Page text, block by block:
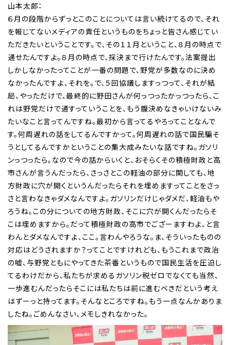
山本太郎：
６月の段階からずっとこのことについては言い続けてるので、それ
を報じてないメディアの責任というものをちょっと皆さん感じてい
ただきたいということです。で、その１１月ということ、８月の時点で
通せたんですよ。８月の時点で、採決まで行けたんです。法案提出
しかしなかったってことが一番の問題で、野党が多数なのに決め
なかったんですよ、それを。で、５回協議しますっつって、それが結
局、やっただけで、最終的に野田さんが何っつったかっつったら、こ
れは野党だけで通すっていうことを、もう腹決めなきゃいけないみ
たいなこと言ってんですね。最初から言ってるやろってことなんで
す。何周遅れの話をしてるんですかって。何周遅れの話で国民騙そ
うとしてるんですかということの集大成みたいな話ですね。ガソリ
ンっつったら。なので今の話からいくと、おそらくその積極財政と高
市さんが言うんだったら、さっさとこの軽油の部分に関しても、地
方財政に穴が開くというんだったらそれを埋めますってことをさっ
さと言わなきゃダメなんですよ。ガソリンだけじゃダメだ、軽油もや
ろうね。この分についての地方財政、そこに穴が開くんだったらそ
こは埋めますから。だって積極財政の高市でござーますわよ、と言
わんとダメなんですよ、ここ。言わんやろうな。ま、そういったものの
対応はどうされますか？ってことですけれども、もうこれまで政治
の嘘、与野党ともにやってきた茶番というもので国民生活を圧迫し
てるわけだから、私たちが求めるガソリン税ゼロでなくても当然、
一歩進むんだったらそこには私たちは前に進むべきだという考え
はずーっと持ってます。そんなところですね。もう一点なんかありま
したね。ごめんなさい、メモしきれなかった。